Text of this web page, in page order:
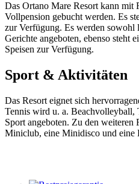
Das Ortano Mare Resort kann mit
Vollpension gebucht werden. Es
zur Verfügung. Es werden sowohl
Gerichte angeboten, ebenso steht
Speisen zur Verfügung.
Sport & Aktivitäten
Das Resort eignet sich
Tennis wird u. a. Beachvolleyball,
Sport angeboten. Zu den weiteren
Miniclub, eine Minidisco und eine